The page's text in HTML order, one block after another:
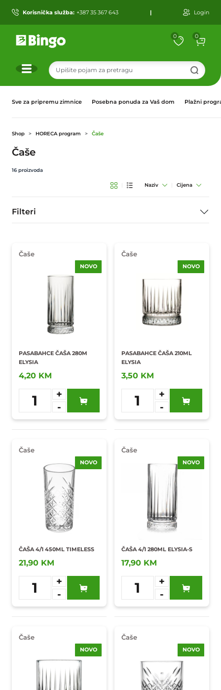
Korisnička služba: +387 35 367 643 | Login
0 0
Sve za pripremu zimnice Posebna ponuda za Vaš dom Plažni
Shop HORECA program Čaše
Čaše
16 proizvoda
| Naziv | Cijena
Filteri
Čaše
NOVO
PASABAHCE ČAŠA 280M
ELYSIA
4,20 KM
1
+
-
Dodaj u
omiljene
Čaše
NOVO
PASABAHCE ČAŠA 210ML
ELYSIA
3,50 KM
1
+
-
Dodaj u
omiljene
Čaše
NOVO
ČAŠA 4/1 450ML TIMELESS
21,90 KM
1
+
-
Dodaj u
omiljene
Čaše
NOVO
ČAŠA 4/1 280ML ELYSIA-S
17,90 KM
1
+
-
Dodaj u
omiljene
Čaše
NOVO
Čaše
NOVO